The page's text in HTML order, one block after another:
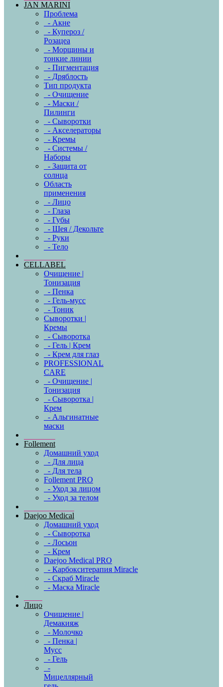
JAN MARINI
Проблема
- Акне
- Купероз /
Розацеа
- Морщины и
тонкие линии
- Пигментация
- Дряблость
Тип продукта
- Очищение
- Маски /
Пилинги
- Сыворотки
- Акселераторы
- Кремы
- Системы /
Наборы
- Защита от
солнца
Область
применения
- Лицо
- Глаза
- Губы
- Шея / Декольте
- Руки
- Тело
CELLABEL
Очищение |
Тонизация
- Пенка
- Гель-мусс
- Тоник
Сыворотки |
Кремы
- Сыворотка
- Гель | Крем
- Крем для глаз
PROFESSIONAL
CARE
- Очищение |
Тонизация
- Сыворотка |
Крем
- Альгинатные
маски
Follement
Домашний уход
- Для лица
- Для тела
Follement PRO
- Уход за лицом
- Уход за телом
Daejoo Medical
Домашний уход
- Сыворотка
- Лосьон
- Крем
Daejoo Medical PRO
- Карбокситерапия Miracle
- Скраб Miracle
- Маска Miracle
Лицо
Очищение |
Демакияж
- Молочко
- Пенка |
Мусс
- Гель
-
Мицеллярный